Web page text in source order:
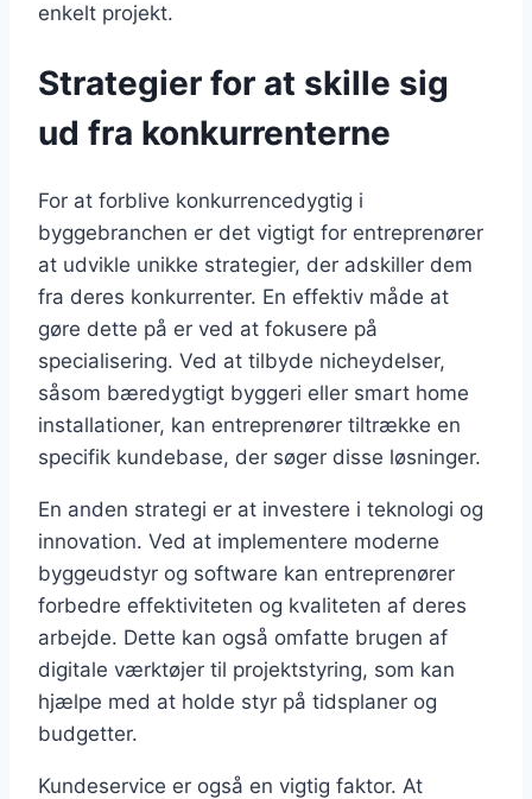
enkelt projekt.
Strategier for at skille sig
ud fra konkurrenterne
For at forblive konkurrencedygtig i
byggebranchen er det vigtigt for entreprenører
at udvikle unikke strategier, der adskiller dem
fra deres konkurrenter. En effektiv måde at
gøre dette på er ved at fokusere på
specialisering. Ved at tilbyde nicheydelser,
såsom bæredygtigt byggeri eller smart home
installationer, kan entreprenører tiltrække en
specifik kundebase, der søger disse løsninger.
En anden strategi er at investere i teknologi og
innovation. Ved at implementere moderne
byggeudstyr og software kan entreprenører
forbedre effektiviteten og kvaliteten af deres
arbejde. Dette kan også omfatte brugen af
digitale værktøjer til projektstyring, som kan
hjælpe med at holde styr på tidsplaner og
budgetter.
Kundeservice er også en vigtig faktor. At